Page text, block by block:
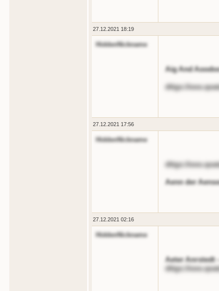
27.12.2021 18:19
HiddenNickname
Aig And
dttgs://
27.12.2021 17:56
HiddenNickname
dttgs://
Aenn der
27.12.2021 02:16
HiddenNickname
Aeter Anrstedt
dttgs://